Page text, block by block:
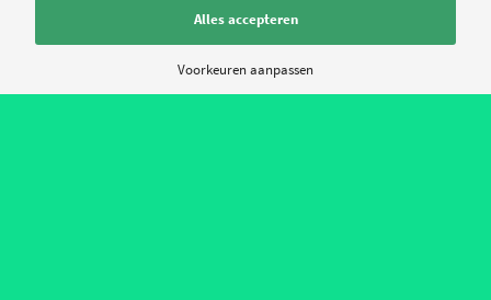
Alles accepteren
Voorkeuren aanpassen